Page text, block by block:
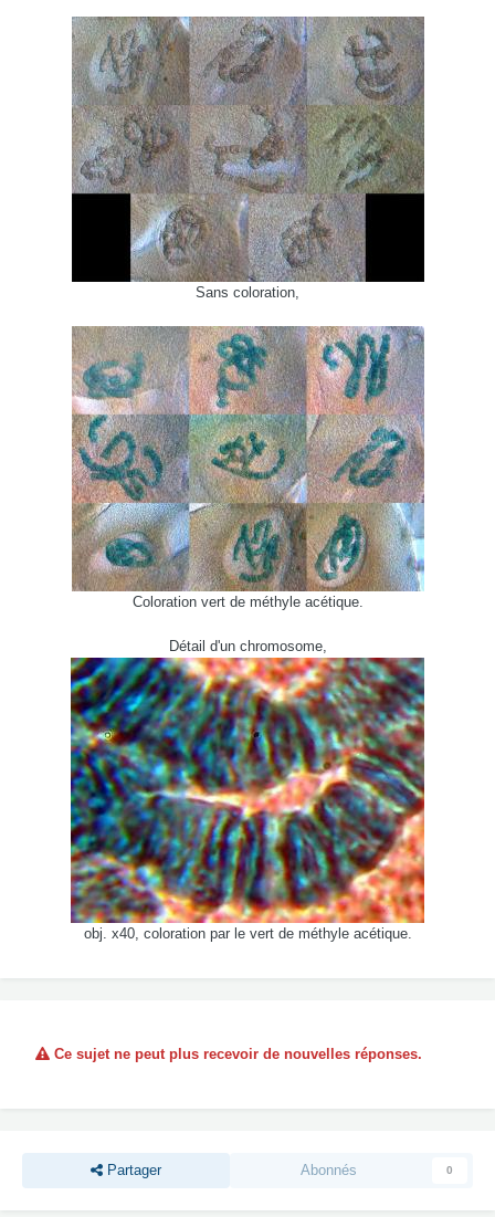
Sans coloration,
Coloration vert de méthyle acétique.
Détail d'un chromosome,
obj. x40, coloration par le vert de méthyle acétique.
Ce sujet ne peut plus recevoir de nouvelles réponses.
Partager Abonnés 0